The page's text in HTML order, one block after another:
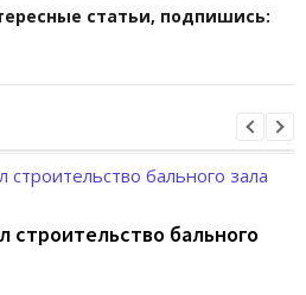
статьи, подпишись:
строительство бального